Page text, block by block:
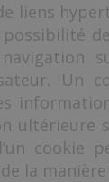
liens
cookie
la